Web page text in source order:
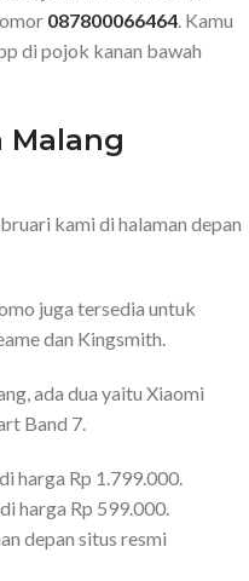
087800066464. Kamu
di pojok kanan bawah
Malang
kami di halaman depan
juga tersedia untuk
dan Kingsmith.
ada dua yaitu Xiaomi
Band 7.
harga Rp 1.799.000.
harga Rp 599.000.
depan situs resmi